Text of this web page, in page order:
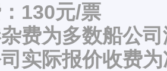
130元/票
费为多数船公
实际报价收费